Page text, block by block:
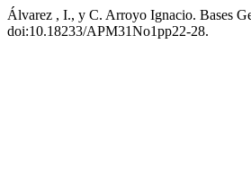
Álvarez , I., y C. Arroyo Ignacio. Bases
doi:10.18233/APM31No1pp22-28.